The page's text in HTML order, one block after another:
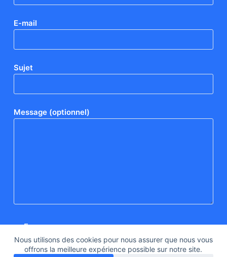
Nous utilisons des cookies pour nous assurer que nous vous
offrons la meilleure expérience possible sur notre site.
E-mail
Sujet
Message (optionnel)